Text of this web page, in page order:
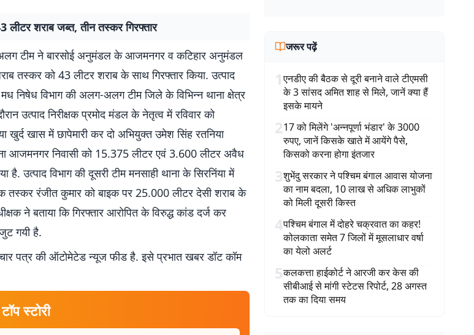
लीटर शराब जब्त, तीन तस्कर गिरफ्तार
अलग टीम ने बारसोई अनुमंडल के आजमनगर व कटिहार अनुमंडल
तस्कर को 43 लीटर शराब के साथ गिरफ्तार किया. उत्पाद
निषेध विभाग की अलग-अलग टीम जिले के विभिन्न थाना क्षेत्र
उत्पाद निरीक्षक प्रमोद मंडल के नेतृत्व में रविवार को
खुर्द खास में छापेमारी कर दो अभियुक्त उमेश सिंह रतनिया
आजमनगर निवासी को 15.375 लीटर एवं 3.600 लीटर अवैध
है. उत्पाद विभाग की दूसरी टीम मनसाही थाना के सिरनिंया में
तस्कर रंजीत कुमार को बाइक पर 25.000 लीटर देसी शराब के
ने बताया कि गिरफ्तार आरोपित के विरुद्ध कांड दर्ज कर
गयी है.
पत्र की ऑटोमेटेड न्यूज फीड है. इसे प्रभात खबर डॉट कॉम
स्टोरी
जरूर पढ़ें
1एनडीए की बैठक से दूरी बनाने वाले टीएमसी
के 3 सांसद अमित शाह से मिले, जानें क्या हैं
इसके मायने
217 को मिलेंगे 'अन्नपूर्णा भंडार' के 3000
रुपए, जानें किसके खाते में आयेंगे पैसे,
किसको करना होगा इंतजार
3शुभेंदु सरकार ने पश्चिम बंगाल आवास योजना
का नाम बदला, 10 लाख से अधिक लाभुकों
को मिली दूसरी किस्त
4पश्चिम बंगाल में दोहरे चक्रवात का कहर!
कोलकाता समेत 7 जिलों में मूसलाधार वर्षा
का येलो अलर्ट
5कलकत्ता हाईकोर्ट ने आरजी कर केस की
सीबीआई से मांगी स्टेटस रिपोर्ट, 28 अगस्त
तक का दिया समय